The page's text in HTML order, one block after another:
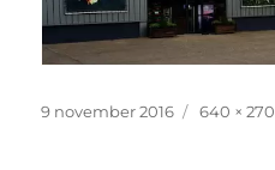
Geplaatst
9 november 2016
Volledige
640 × 270